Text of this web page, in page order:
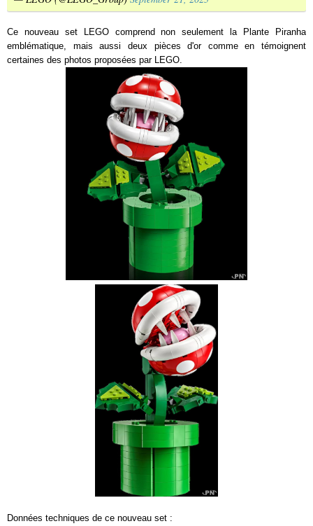
Ce nouveau set LEGO comprend non seulement la Plante Piranha
emblématique, mais aussi deux pièces d'or comme en témoignent
certaines des photos proposées par LEGO.
Données techniques de ce nouveau set :